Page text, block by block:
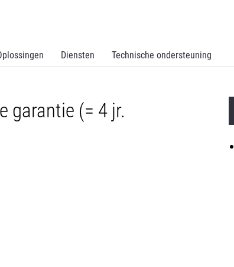
Diensten Technische ondersteuning
garantie (= 4 jr.